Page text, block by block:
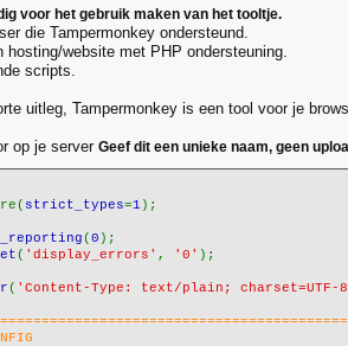
voor het gebruik maken van het tooltje.
die Tampermonkey ondersteund.
hosting/website met PHP ondersteuning.
scripts.
uitleg, Tampermonkey is een tool voor je
op je server Geef dit een unieke naam, geen
strict_types=1 );
(0 );
( 'display_errors' , '0' );
( 'Content-Type: text/plain; charset=UTF-